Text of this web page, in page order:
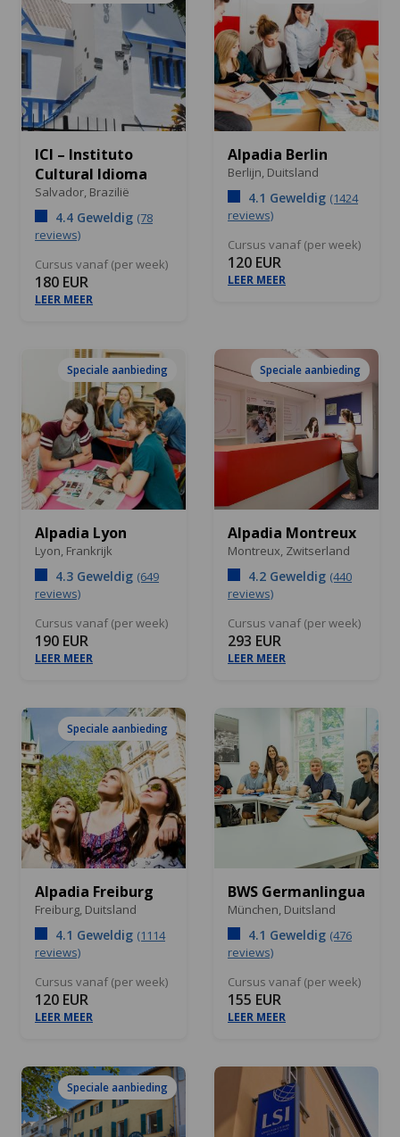
ICI – Instituto
Cultural Idioma
Salvador, Brazilië
4.4 Geweldig (78
reviews)
Cursus vanaf (per week)
180 EUR
LEER MEER
Alpadia Berlin
Berlijn, Duitsland
4.1 Geweldig (1424
reviews)
Cursus vanaf (per week)
120 EUR
LEER MEER
Speciale aanbieding
Alpadia Lyon
Lyon, Frankrijk
4.3 Geweldig (649
reviews)
Cursus vanaf (per week)
190 EUR
LEER MEER
Speciale aanbieding
Alpadia Montreux
Montreux, Zwitserland
4.2 Geweldig (440
reviews)
Cursus vanaf (per week)
293 EUR
LEER MEER
Speciale aanbieding
Alpadia Freiburg
Freiburg, Duitsland
4.1 Geweldig (1114
reviews)
Cursus vanaf (per week)
120 EUR
LEER MEER
BWS Germanlingua
München, Duitsland
4.1 Geweldig (476
reviews)
Cursus vanaf (per week)
155 EUR
LEER MEER
Speciale aanbieding